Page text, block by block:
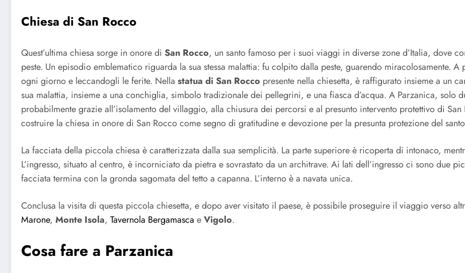
Chiesa di San Rocco
Quest’ultima chiesa sorge in onore di San Rocco, un santo famoso per i suoi viaggi in diverse zone d’Italia, dove
peste. Un episodio emblematico riguarda la sua stessa malattia: fu colpito dalla peste, guarendo miracolosamente.
ogni giorno e leccandogli le ferite. Nella statua di San Rocco presente nella chiesetta, è raffigurato insieme a un
sua malattia, insieme a una conchiglia, simbolo tradizionale dei pellegrini, e una fiasca d’acqua. A Parzanica, solo
probabilmente grazie all’isolamento del villaggio, alla chiusura dei percorsi e al presunto intervento protettivo di
costruire la chiesa in onore di San Rocco come segno di gratitudine e devozione per la presunta protezione del
La facciata della piccola chiesa è caratterizzata dalla sua semplicità. La parte superiore è ricoperta di intonaco,
L’ingresso, situato al centro, è incorniciato da pietra e sovrastato da un architrave. Ai lati dell’ingresso ci sono due
facciata termina con la gronda sagomata del tetto a capanna. L’interno è a navata unica.
Conclusa la visita di questa piccola chiesetta, e dopo aver visitato il paese, è possibile proseguire il viaggio verso
Marone, Monte Isola, Tavernola Bergamasca eVigolo.
Cosa fare a Parzanica